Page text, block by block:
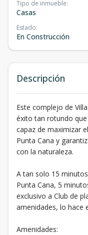
Tipo de inmueble:
Casas
Estado:
En Construcción
Descripción
​Este complejo de
éxito tan rotundo
capaz de maximizar
Punta Cana y
con la naturaleza.
​A tan solo 15
Punta Cana, 5
exclusivo a Club de
amenidades, lo hace
​Amenidades: